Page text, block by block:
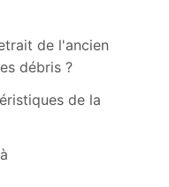
de l'ancien
débris ?
de la